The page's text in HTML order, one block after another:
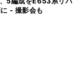
- 撮影会も